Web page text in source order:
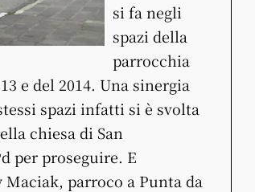
si fa negli
spazi della
parrocchia
e del 2014. Una sinergia
spazi infatti si è svolta
chiesa di San
per proseguire. E
Maciak, parroco a Punta da